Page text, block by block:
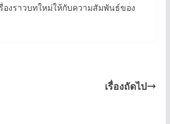
องราวบทใหม่ให้กับความสัมพันธ์ของ
เรื่องถัดไป